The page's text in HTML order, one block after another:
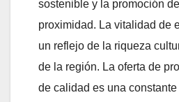
sostenible y la promoción
proximidad. La vitalidad de
un reflejo de la riqueza
de la región. La oferta de
de calidad es una